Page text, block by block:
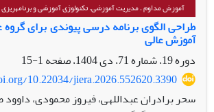
آموزش مداوم ، مدیریت آموزشی، تکنولوژی آموزشی و
طراحی الگوی برنامه درسی پیوندی برای
آموزش عالی
دوره 19، شماره 71، دی 1404، صفحه
1-15
10.22034/jiera.2026.552620.3390
سحر برادران عبداللهی، فیروز محمودی،